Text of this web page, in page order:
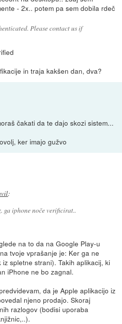
- 2x.. potem pa sem dobila rdeč
Please contact us if
in traja kakšen dan, dva?
čakati da te dajo skozi sistem...
ker imajo gužvo
:
ga iphone noče verificirat..
na to da na Google Play-u
tvoje vprašanje je: Ker ga ne
spletne strani). Takih aplikacij, ki
iPhone ne bo zagnal.
da je Apple aplikacijo iz
njeno prodajo. Skoraj
razlogov (bodisi uporaba